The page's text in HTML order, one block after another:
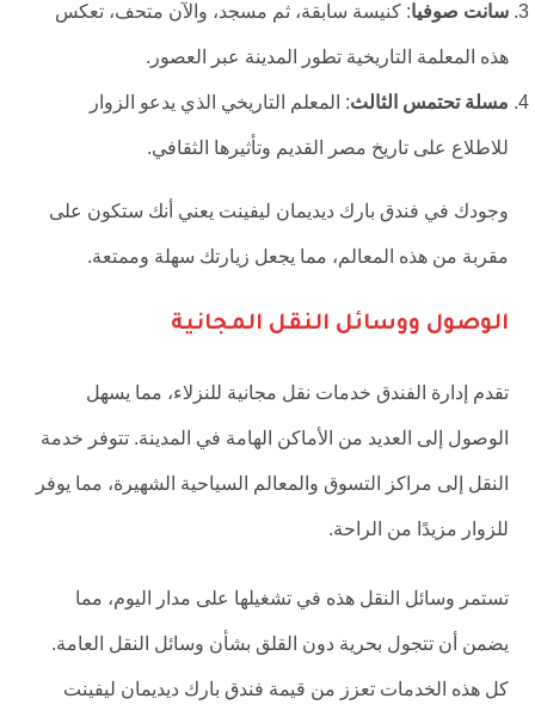
سانت صوفيا: كنيسة سابقة، ثم مسجد، والآن متحف، تعكس
هذه المعلمة التاريخية تطور المدينة عبر العصور.
مسلة تحتمس الثالث: المعلم التاريخي الذي يدعو الزوار
للاطلاع على تاريخ مصر القديم وتأثيرها الثقافي.
وجودك في فندق بارك ديديمان ليفينت يعني أنك ستكون على
مقربة من هذه المعالم، مما يجعل زيارتك سهلة وممتعة.
الوصول ووسائل النقل المجانية
تقدم إدارة الفندق خدمات نقل مجانية للنزلاء، مما يسهل
الوصول إلى العديد من الأماكن الهامة في المدينة. تتوفر خدمة
النقل إلى مراكز التسوق والمعالم السياحية الشهيرة، مما يوفر
للزوار مزيدًا من الراحة.
تستمر وسائل النقل هذه في تشغيلها على مدار اليوم، مما
يضمن أن تتجول بحرية دون القلق بشأن وسائل النقل العامة.
كل هذه الخدمات تعزز من قيمة فندق بارك ديديمان ليفينت